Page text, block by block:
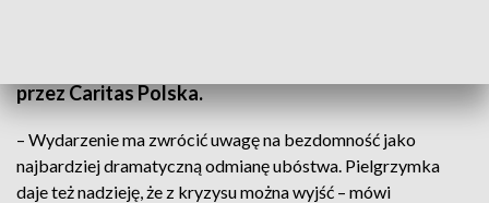
przez Caritas Polska.
– Wydarzenie ma zwrócić uwagę na bezdomność jako
najbardziej dramatyczną odmianę ubóstwa. Pielgrzymka
daje też nadzieję, że z kryzysu można wyjść – mówi